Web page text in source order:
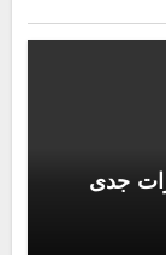
جدی